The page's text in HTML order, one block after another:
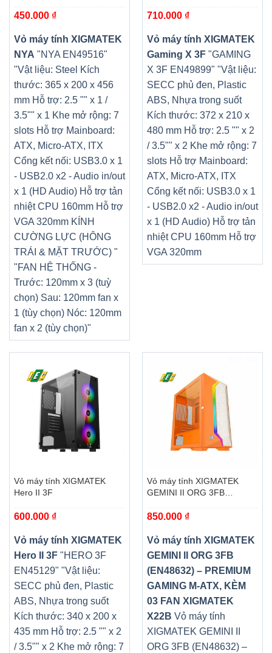
450.000 ₫
Vỏ máy tính XIGMATEK
NYA "NYA EN49516"
"Vật liệu: Steel Kích
thước: 365 x 200 x 456
mm Hỗ trợ: 2.5 "" x 1 /
3.5"" x 1 Khe mở rộng: 7
slots Hỗ trợ Mainboard:
ATX, Micro-ATX, ITX
Cổng kết nối: USB3.0 x 1
- USB2.0 x2 - Audio in/out
x 1 (HD Audio) Hỗ trợ tản
nhiệt CPU 160mm Hỗ trợ
VGA 320mm KÍNH
CƯỜNG LỰC (HÔNG
TRÁI & MẶT TRƯỚC) "
"FAN HỆ THỐNG -
Trước: 120mm x 3 (tuỳ
chọn) Sau: 120mm fan x
1 (tùy chọn) Nóc: 120mm
fan x 2 (tùy chọn)"
710.000 ₫
Vỏ máy tính XIGMATEK
Gaming X 3F"GAMING
X 3F EN49899" "Vật liệu:
SECC phủ đen, Plastic
ABS, Nhựa trong suốt
Kích thước: 372 x 210 x
480 mm Hỗ trợ: 2.5 "" x 2
/ 3.5"" x 2 Khe mở rộng: 7
slots Hỗ trợ Mainboard:
ATX, Micro-ATX, ITX
Cổng kết nối: USB3.0 x 1
- USB2.0 x2 - Audio in/out
x 1 (HD Audio) Hỗ trợ tản
nhiệt CPU 160mm Hỗ trợ
VGA 320mm
Vỏ máy tính XIGMATEK
Hero II 3F
600.000 ₫
Vỏ máy tính XIGMATEK
Hero II 3F"HERO 3F
EN45129" "Vật liệu:
SECC phủ đen, Plastic
ABS, Nhựa trong suốt
Kích thước: 340 x 200 x
435 mm Hỗ trợ: 2.5 "" x 2
/ 3.5"" x 2 Khe mở rộng: 7
Vỏ máy tính XIGMATEK
GEMINI II ORG 3FB
GAMING M-ATX, KÈM 03
850.000 ₫
Vỏ máy tính XIGMATEK
GEMINI II ORG 3FB
(EN48632) – PREMIUM
GAMING M-ATX, KÈM
03 FAN XIGMATEK
X22B Vỏ máy tính
XIGMATEK GEMINI II
ORG 3FB (EN48632) –